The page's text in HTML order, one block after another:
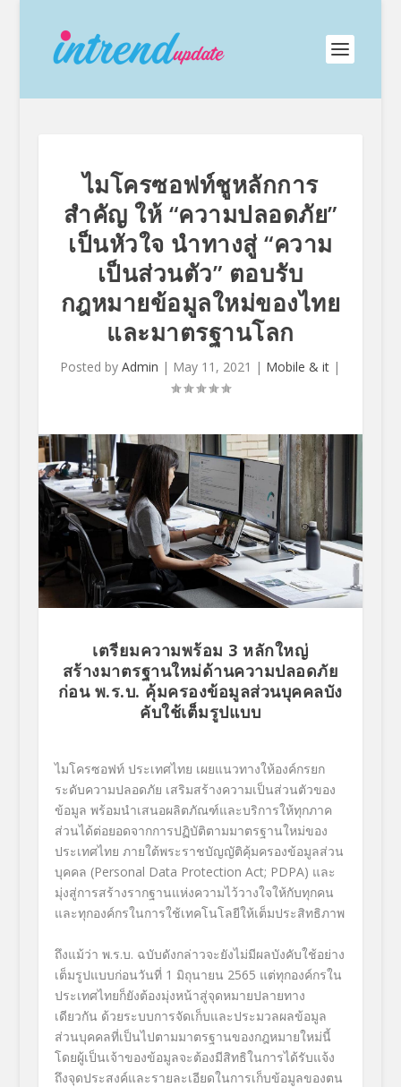
ไมโครซอฟท์ชูหลักการ
สำคัญ ให้ “ความปลอดภัย”
เป็นหัวใจ นำทางสู่ “ความ
เป็นส่วนตัว” ตอบรับ
กฎหมายข้อมูลใหม่ของไทย
และมาตรฐานโลก
Posted byAdmin | May 11, 2021 | Mobile & it |
เตรียมความพร้อม 3 หลักใหญ่
สร้างมาตรฐานใหม่ด้านความปลอดภัย
ก่อน พ.ร.บ. คุ้มครองข้อมูลส่วนบุคคลบัง
คับใช้เต็มรูปแบบ
ไมโครซอฟท์ ประเทศไทย เผยแนวทางให้องค์กรยก
ระดับความปลอดภัย เสริมสร้างความเป็นส่วนตัวของ
ข้อมูล พร้อมนำเสนอผลิตภัณฑ์และบริการให้ทุกภาค
ส่วนได้ต่อยอดจากการปฏิบัติตามมาตรฐานใหม่ของ
ประเทศไทย ภายใต้พระราชบัญญัติคุ้มครองข้อมูลส่วน
บุคคล (Personal Data Protection Act; PDPA) และ
มุ่งสู่การสร้างรากฐานแห่งความไว้วางใจให้กับทุกคน
และทุกองค์กรในการใช้เทคโนโลยีให้เต็มประสิทธิภาพ
ถึงแม้ว่า พ.ร.บ. ฉบับดังกล่าวจะยังไม่มีผลบังคับใช้อย่าง
เต็มรูปแบบก่อนวันที่ 1 มิถุนายน 2565 แต่ทุกองค์กรใน
ประเทศไทยก็ยังต้องมุ่งหน้าสู่จุดหมายปลายทาง
เดียวกัน ด้วยระบบการจัดเก็บและประมวลผลข้อมูล
ส่วนบุคคลที่เป็นไปตามมาตรฐานของกฎหมายใหม่นี้
โดยผู้เป็นเจ้าของข้อมูลจะต้องมีสิทธิในการได้รับแจ้ง
ถึงจุดประสงค์และรายละเอียดในการเก็บข้อมูลของตน